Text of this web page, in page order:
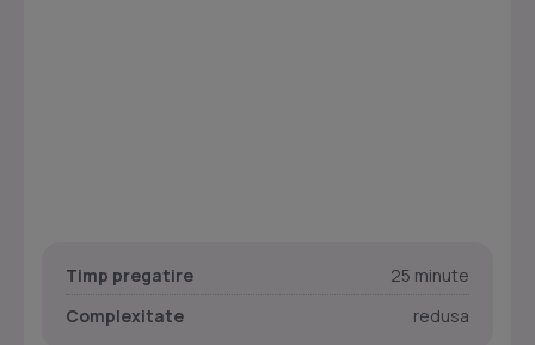
Timp pregatire
25 minute
Complexitate
redusa